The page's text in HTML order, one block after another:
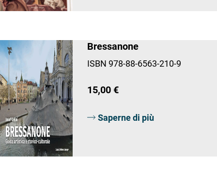
Bressanone
ISBN 978-88-6563-210-9
15,00 €
Saperne di più